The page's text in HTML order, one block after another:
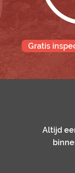
Gratis
Altijd